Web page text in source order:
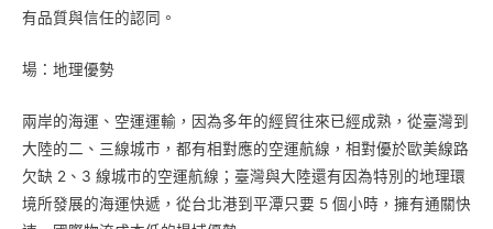
有品質與信任的認同。
場：地理優勢
兩岸的海運、空運運輸，因為多年的經貿往來已經成熟，從臺灣到
大陸的二、三線城市，都有相對應的空運航線，相對優於歐美線路
欠缺 2、3 線城市的空運航線；臺灣與大陸還有因為特別的地理環
境所發展的海運快遞，從台北港到平潭只要 5 個小時，擁有通關快